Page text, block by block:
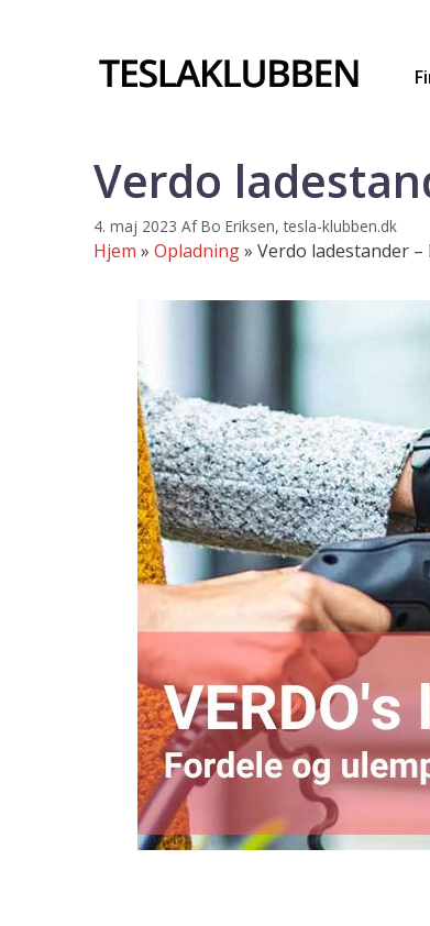
Verdo
4. maj 2023 AfBo Eriksen, tesla-klubben.dk
Hjem » Opladning» Verdo ladestander –